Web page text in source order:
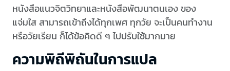
หนังสือแนวจิตวิทยาและหนังสือพัฒนาตนเอง ของ
แจ่มใส สามารถเข้าถึงได้ทุกเพศ ทุกวัย จะเป็นคนทำงาน
หรือวัยเรียน ก็ได้ข้อคิดดี ๆ ไปปรับใช้มากมาย
ความพิถีพิถันในการแปล